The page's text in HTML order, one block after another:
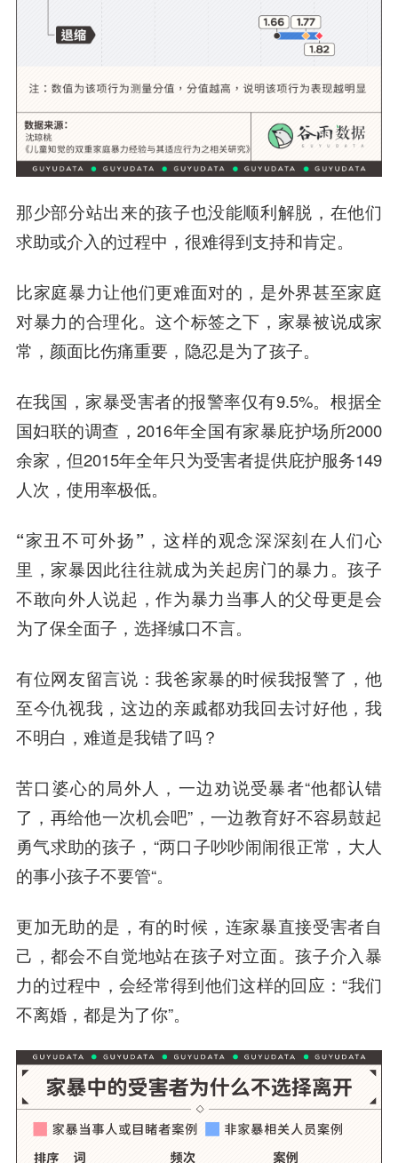
那少部分站出来的孩子也没能顺利解脱，在他们
求助或介入的过程中，很难得到支持和肯定。
比家庭暴力让他们更难面对的，是外界甚至家庭
对暴力的合理化。这个标签之下，家暴被说成家
常，颜面比伤痛重要，隐忍是为了孩子。
在我国，家暴受害者的报警率仅有9.5%。根据全
国妇联的调查，2016年全国有家暴庇护场所2000
余家，但2015年全年只为受害者提供庇护服务149
人次，使用率极低。
“家丑不可外扬”，这样的观念深深刻在人们心
里，家暴因此往往就成为关起房门的暴力。孩子
不敢向外人说起，作为暴力当事人的父母更是会
为了保全面子，选择缄口不言。
有位网友留言说：我爸家暴的时候我报警了，他
至今仇视我，这边的亲戚都劝我回去讨好他，我
不明白，难道是我错了吗？
苦口婆心的局外人，一边劝说受暴者“他都认错
了，再给他一次机会吧”，一边教育好不容易鼓起
勇气求助的孩子，“两口子吵吵闹闹很正常，大人
的事小孩子不要管“。
更加无助的是，有的时候，连家暴直接受害者自
己，都会不自觉地站在孩子对立面。孩子介入暴
力的过程中，会经常得到他们这样的回应：“我们
不离婚，都是为了你”。